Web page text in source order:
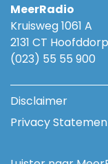
MeerRadio
Kruisweg 1061 A
2131 CT Hoofddorp
(023) 55 55 900
Disclaimer
Privacy